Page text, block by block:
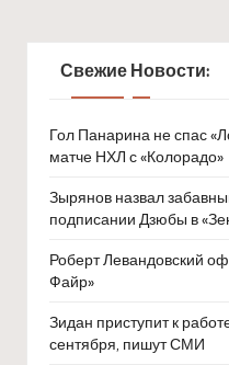
Свежие Новости:
Гол Панарина не спас
матче НХЛ с «Колорадо»
Зырянов назвал
подписании Дзюбы в
Роберт Левандовский
Файр»
Зидан приступит к
сентября, пишут СМИ